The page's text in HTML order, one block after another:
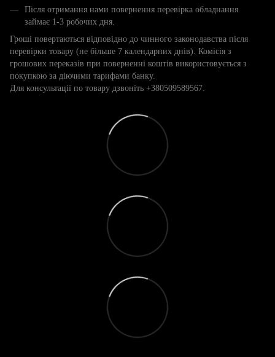
Після отримання нами повернення перевірка обладнання
займає 1-3 робочих дня.
Гроші повертаються відповідно до чинного законодавства після
перевірки товару (не більше 7 календарних днів). Комісія з
грошових переказів при поверненні коштів використовується з
покупкою за діючими тарифами банку.
Для консультації по товару дзвоніть +380509589567.